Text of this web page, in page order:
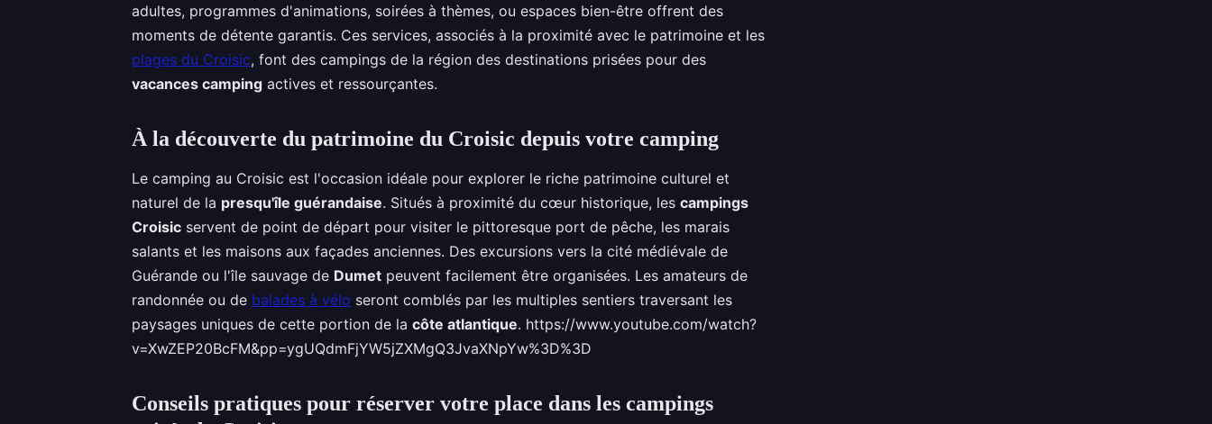
adultes, programmes d'animations, soirées à thèmes, ou espaces bien-être offrent des
moments de détente garantis. Ces services, associés à la proximité avec le patrimoine et les
plages du Croisic, font des campings de la région des destinations prisées pour des
vacances camping actives et ressourçantes.
À la découverte du patrimoine du Croisic depuis votre camping
Le camping au Croisic est l'occasion idéale pour explorer le riche patrimoine culturel et
naturel de la presqu'île guérandaise. Situés à proximité du cœur historique, les campings
Croisic servent de point de départ pour visiter le pittoresque port de pêche, les marais
salants et les maisons aux façades anciennes. Des excursions vers la cité médiévale de
Guérande ou l'île sauvage de Dumet peuvent facilement être organisées. Les amateurs de
randonnée ou de balades à vélo seront comblés par les multiples sentiers traversant les
paysages uniques de cette portion de la côte atlantique. https://www.youtube.com/watch?
v=XwZEP20BcFM&pp=ygUQdmFjYW5jZXMgQ3JvaXNpYw%3D%3D
Conseils pratiques pour réserver votre place dans les campings